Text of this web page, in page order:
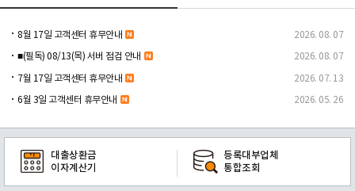
8월 17일 고객센터 휴무안내 2026. 08. 07
■(필독) 08/13(목) 서버 점검 안내 2026. 08. 07
7월 17일 고객센터 휴무안내 2026. 07. 13
6월 3일 고객센터 휴무안내 2026. 05. 26
대출상환금
이자계산기
등록대부업체
통합조회